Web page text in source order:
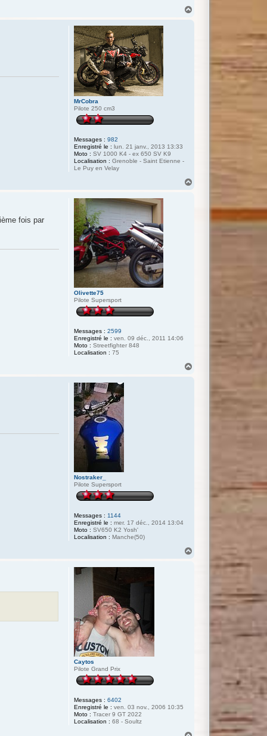
MrCobra
Pilote 250 cm3
Messages : 982
Enregistré le : lun. 21 janv., 2013 13:33
Moto : SV 1000 K4 - ex 650 SV K9
Localisation : Grenoble - Saint Etienne -
Le Puy en Velay
Olivette75
Pilote Supersport
Messages : 2599
Enregistré le : ven. 09 déc., 2011 14:06
Moto : Streetfighter 848
Localisation : 75
fois par
Nostraker_
Pilote Supersport
Messages : 1144
Enregistré le : mer. 17 déc., 2014 13:04
Moto : SV650 K2 Yosh'
Localisation : Manche(50)
Caytos
Pilote Grand Prix
Messages : 6402
Enregistré le : ven. 03 nov., 2006 10:35
Moto : Tracer 9 GT 2022
Localisation : 68 - Soultz